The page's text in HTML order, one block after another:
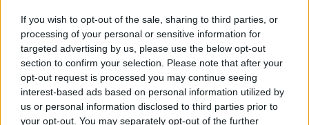
If you wish to opt-out of the sale, sharing to third parties, or
processing of your personal or sensitive information for
targeted advertising by us, please use the below opt-out
section to confirm your selection. Please note that after your
opt-out request is processed you may continue seeing
interest-based ads based on personal information utilized by
us or personal information disclosed to third parties prior to
your opt-out. You may separately opt-out of the further